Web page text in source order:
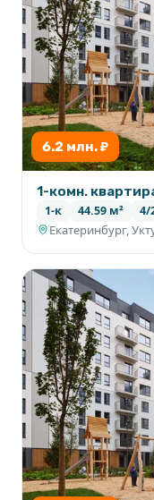
6.2 млн. ₽
1-комн.
1-к 44.59 м² 4/